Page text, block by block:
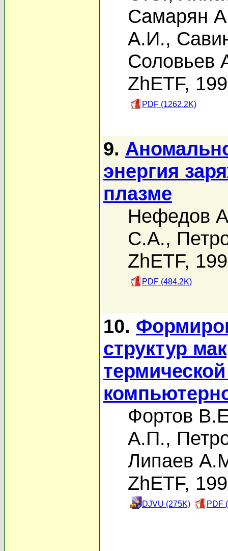
Самарян
А.И.,
Соловьев
ZhETF,
PDF (1262.2K)
9.
энергия
плазме
Нефедов
С.А.,
ZhETF,
PDF (484.2K)
10.
структур
Фортов
А.П.,
Липаев
ZhETF,
DJVU (275K) PDF